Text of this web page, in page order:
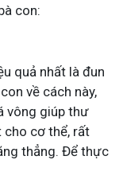
con:
quả nhất là đun
về cách này,
vông giúp thư
cho cơ thể, rất
thẳng. Để thực